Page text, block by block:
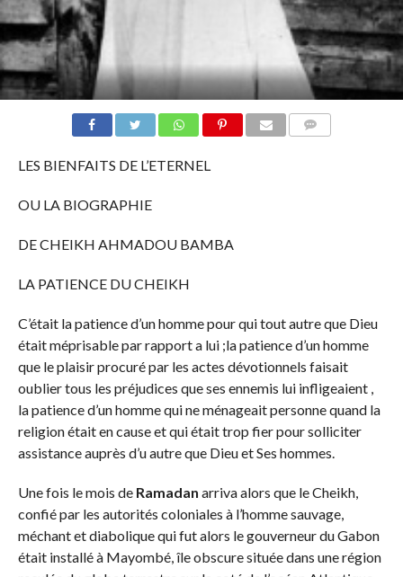
LES BIENFAITS DE L’ETERNEL
OU LA BIOGRAPHIE
DE CHEIKH AHMADOU BAMBA
LA PATIENCE DU CHEIKH
C’était la patience d’un homme pour qui tout autre que Dieu
était méprisable par rapport a lui ;la patience d’un homme
que le plaisir procuré par les actes dévotionnels faisait
oublier tous les préjudices que ses ennemis lui infligeaient ,
la patience d’un homme qui ne ménageait personne quand la
religion était en cause et qui était trop fier pour solliciter
assistance auprès d’u autre que Dieu et Ses hommes.
Une fois le mois de Ramadan arriva alors que le Cheikh,
confié par les autorités coloniales à l’homme sauvage,
méchant et diabolique qui fut alors le gouverneur du Gabon
était installé à Mayombé, île obscure située dans une région